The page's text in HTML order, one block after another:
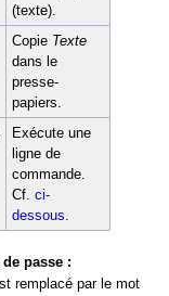
(texte).
Copie Texte
dans le
presse-
papiers.
Exécute une
ligne de
commande.
Cf. ci-
dessous.
passe :
remplacé par le mot